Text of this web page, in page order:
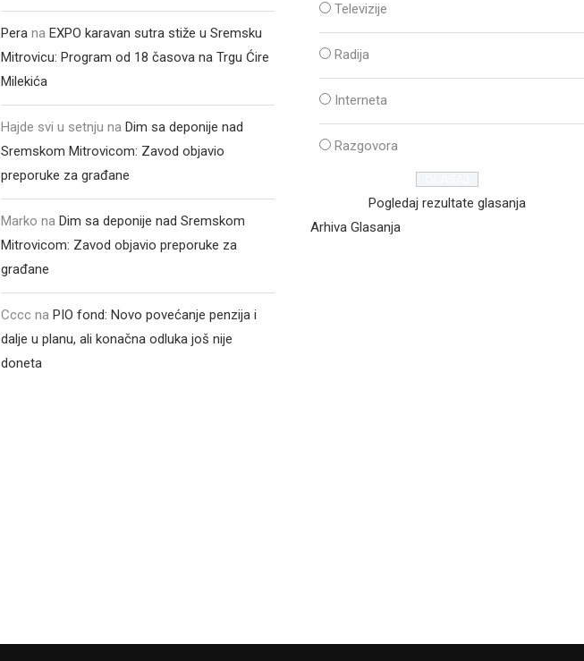
Pera naEXPO karavan sutra stiže u Sremsku
Mitrovicu: Program od 18 časova na Trgu Ćire
Milekića
Hajde svi u setnju naDim sa deponije nad
Sremskom Mitrovicom: Zavod objavio
preporuke za građane
Marko naDim sa deponije nad Sremskom
Mitrovicom: Zavod objavio preporuke za
građane
Cccc naPIO fond: Novo povećanje penzija i
dalje u planu, ali konačna odluka još nije
doneta
Televizije
Radija
Interneta
Razgovora
Pogledaj rezultate glasanja
Arhiva Glasanja